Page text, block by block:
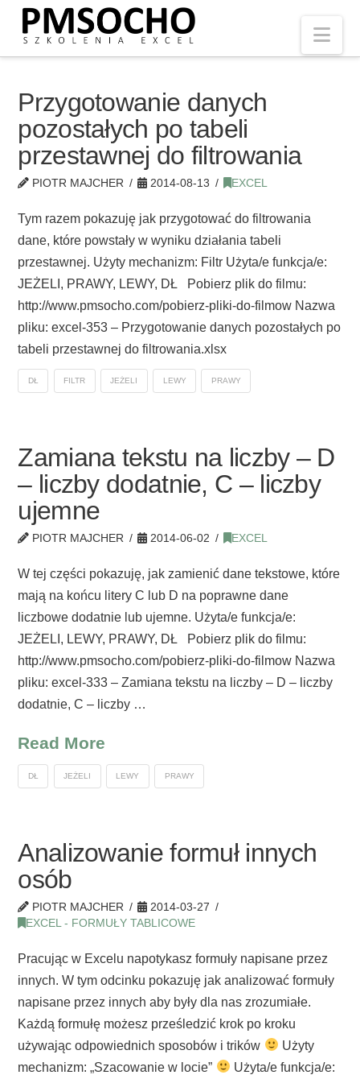
Przygotowanie danych
pozostałych po tabeli
przestawnej do filtrowania
PIOTR MAJCHER 2014-08-13 EXCEL
Tym razem pokazuję jak przygotować do filtrowania
dane, które powstały w wyniku działania tabeli
przestawnej. Użyty mechanizm: Filtr Użyta/e funkcja/e:
JEŻELI, PRAWY, LEWY, DŁ Pobierz plik do filmu:
http://www.pmsocho.com/pobierz-pliki-do-filmow Nazwa
pliku: excel-353 – Przygotowanie danych pozostałych po
tabeli przestawnej do filtrowania.xlsx
DŁ FILTR JEŻELI LEWY PRAWY
Zamiana tekstu na liczby – D
– liczby dodatnie, C – liczby
ujemne
PIOTR MAJCHER 2014-06-02 EXCEL
W tej części pokazuję, jak zamienić dane tekstowe, które
mają na końcu litery C lub D na poprawne dane
liczbowe dodatnie lub ujemne. Użyta/e funkcja/e:
JEŻELI, LEWY, PRAWY, DŁ Pobierz plik do filmu:
http://www.pmsocho.com/pobierz-pliki-do-filmow Nazwa
pliku: excel-333 – Zamiana tekstu na liczby – D – liczby
dodatnie, C – liczby …
Read More
DŁ JEŻELI LEWY PRAWY
Analizowanie formuł innych
osób
PIOTR MAJCHER
2014-03-27
EXCEL - FORMUŁY TABLICOWE
Pracując w Excelu napotykasz formuły napisane przez
innych. W tym odcinku pokazuję jak analizować formuły
napisane przez innych aby były dla nas zrozumiałe.
Każdą formułę możesz prześledzić krok po kroku
używając odpowiednich sposobów i trików
Użyty
mechanizm: „Szacowanie w locie”
Użyta/e funkcja/e: